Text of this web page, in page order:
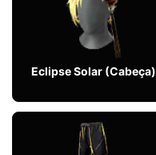
Eclipse Solar (Cabeça)